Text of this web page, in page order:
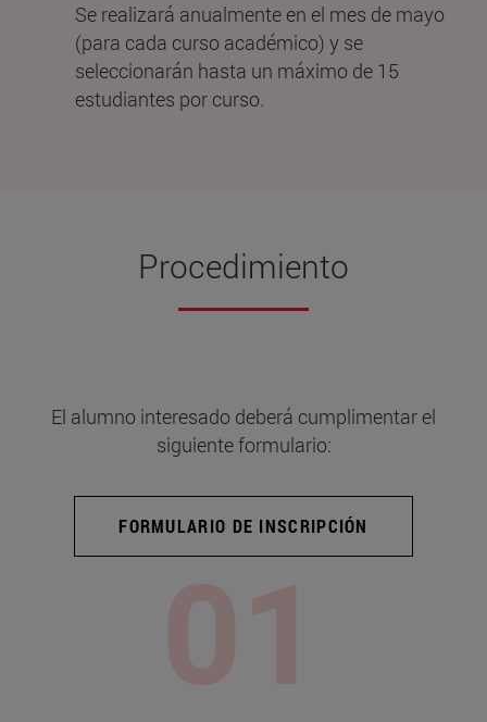
Se realizará anualmente en el mes de mayo
(para cada curso académico) y se
seleccionarán hasta un máximo de 15
estudiantes por curso.
Procedimiento
El alumno interesado deberá cumplimentar el
siguiente formulario:
FORMULARIO DE INSCRIPCIÓN